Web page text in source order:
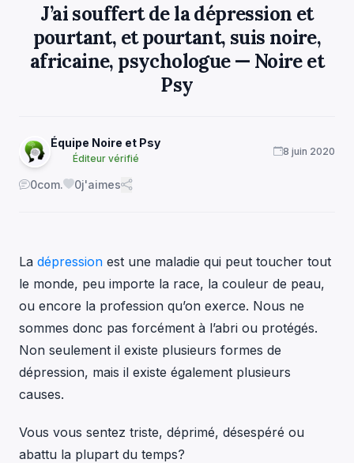
J’ai souffert de la dépression et
pourtant, et pourtant, suis noire,
africaine, psychologue — Noire et
Psy
Équipe Noire et Psy
Éditeur vérifié
8 juin 2020
0com. 0j'aimes
La dépression est une maladie qui peut toucher tout
le monde, peu importe la race, la couleur de peau,
ou encore la profession qu’on exerce. Nous ne
sommes donc pas forcément à l’abri ou protégés.
Non seulement il existe plusieurs formes de
dépression, mais il existe également plusieurs
causes.
Vous vous sentez triste, déprimé, désespéré ou
abattu la plupart du temps?